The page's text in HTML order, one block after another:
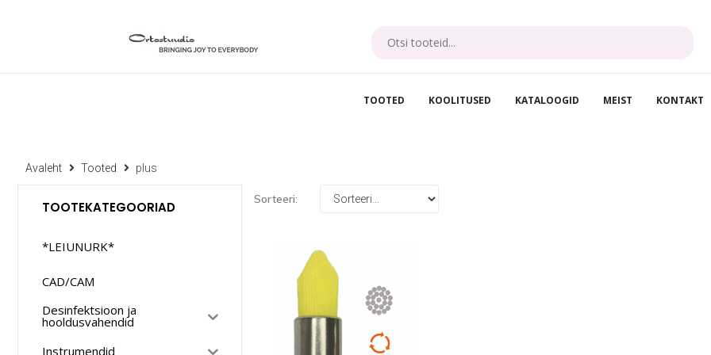
TOOTED KOOLITUSED KATALOOGID MEIST KONTAKT
Avaleht Tooted plus
TOOTEKATEGOORIAD
*LEIUNURK*
CAD/CAM
Desinfektsioon ja
hooldusvahendid
Instrumendid
Sorteeri: